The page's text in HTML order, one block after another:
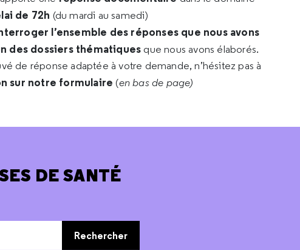
de 72h (du mardi au samedi)
l’ensemble des réponses que nous avons
des dossiers thématiques que nous avons élaborés.
de réponse adaptée à votre demande, n’hésitez pas à
sur notre formulaire (en bas de page)
DE SANTÉ
Rechercher